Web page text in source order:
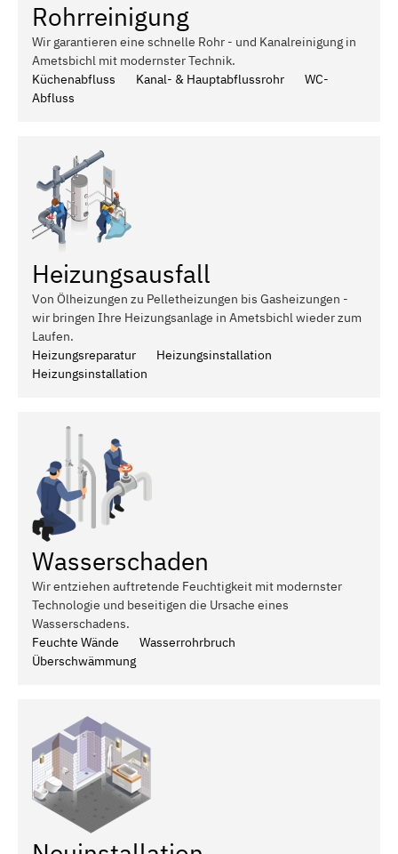
Rohrreinigung
Wir garantieren eine schnelle Rohr - und Kanalreinigung in
Ametsbichl mit modernster Technik.
Küchenabfluss
Kanal- & Hauptabflussrohr
WC-
Abfluss
Heizungsausfall
Von Ölheizungen zu Pelletheizungen bis Gasheizungen -
wir bringen Ihre Heizungsanlage in Ametsbichl wieder zum
Laufen.
Heizungsreparatur
Heizungsinstallation
Heizungsinstallation
Wasserschaden
Wir entziehen auftretende Feuchtigkeit mit modernster
Technologie und beseitigen die Ursache eines
Wasserschadens.
Feuchte Wände
Wasserrohrbruch
Überschwämmung